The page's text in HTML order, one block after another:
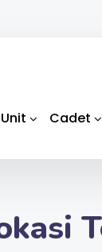
Unit Cadet